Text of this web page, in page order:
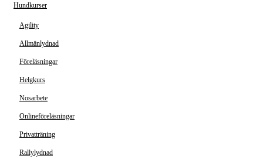
Hundkurser
Agility
Allmänlydnad
Föreläsningar
Helgkurs
Nosarbete
Onlineföreläsningar
Privatträning
Rallylydnad